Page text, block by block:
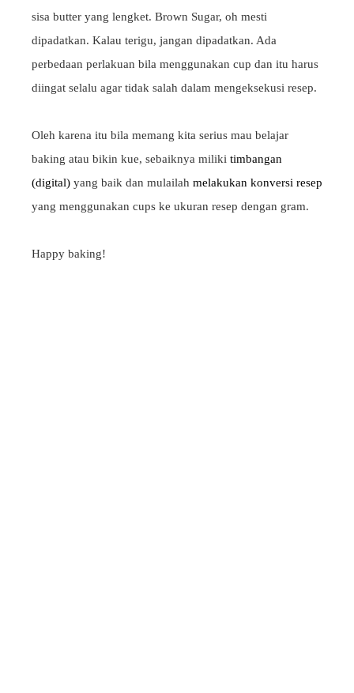
sisa butter yang lengket. Brown Sugar, oh mesti
dipadatkan. Kalau terigu, jangan dipadatkan. Ada
perbedaan perlakuan bila menggunakan cup dan itu harus
diingat selalu agar tidak salah dalam mengeksekusi resep.
Oleh karena itu bila memang kita serius mau belajar
baking atau bikin kue, sebaiknya miliki timbangan
(digital) yang baik dan mulailah melakukan konversi resep
yang menggunakan cups ke ukuran resep dengan gram.
Happy baking!